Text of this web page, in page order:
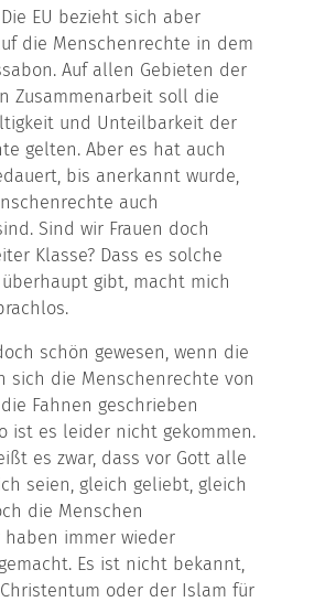
EU bezieht sich aber
die Menschenrechte in dem
Auf allen Gebieten der
Zusammenarbeit soll die
und Unteilbarkeit der
gelten. Aber es hat auch
bis anerkannt wurde,
auch
Sind wir Frauen doch
Klasse? Dass es solche
gibt, macht mich
schön gewesen, wenn die
sich die Menschenrechte von
Fahnen geschrieben
ist es leider nicht gekommen.
es zwar, dass vor Gott alle
seien, gleich geliebt, gleich
die Menschen
immer wieder
Es ist nicht bekannt,
oder der Islam für